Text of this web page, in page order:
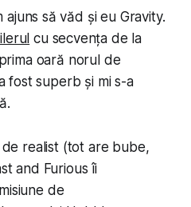
ajuns să văd și eu Gravity.
cu secvența de la
oară norul de
fost superb și mi s-a
realist (tot are bube,
and Furious îi
de